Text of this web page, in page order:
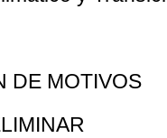
DE MOTIVOS